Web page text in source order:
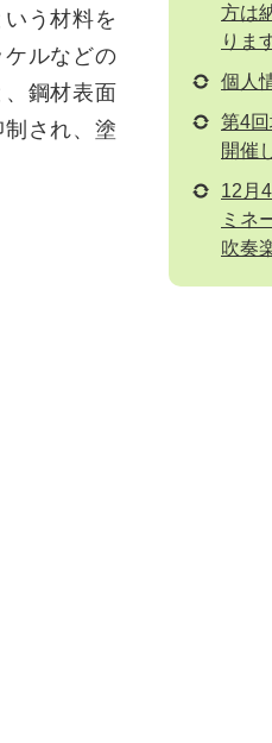
う材料を
ルなどの
鋼材表面
され、塗
方は
りま
個人
第4
開催
12月
ミネ
吹奏